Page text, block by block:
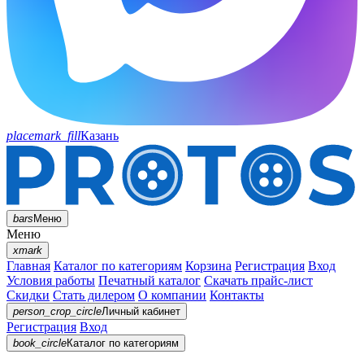
placemark_fillКазань
barsМеню
Меню
xmark
Главная Каталог по категориям Корзина Регистрация Вход
Условия работы Печатный каталог Скачать прайс-лист
Скидки Стать дилером О компании Контакты
person_crop_circleЛичный кабинет
Регистрация Вход
book_circleКаталог по категориям